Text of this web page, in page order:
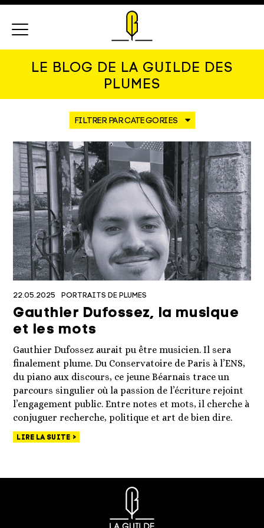
LE BLOG DE LA GUILDE DES
PLUMES
22.05.2025 PORTRAITS DE PLUMES
Gauthier Dufossez, la musique
et les mots
Gauthier Dufossez aurait pu être musicien. Il sera
finalement plume. Du Conservatoire de Paris à l’ENS,
du piano aux discours, ce jeune Béarnais trace un
parcours singulier où la passion de l’écriture rejoint
l’engagement public. Entre notes et mots, il cherche à
conjuguer recherche, politique et art de bien dire.
LIRE LA SUITE